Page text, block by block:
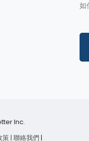
如
Inc.
策| 聯絡我們 |